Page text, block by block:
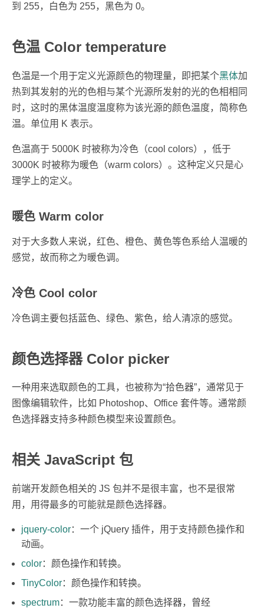
到 255，白色为 255，黑色为 0。
色温 Color temperature
色温是一个用于定义光源颜色的物理量，即把某个黑体加
热到其发射的光的色相与某个光源所发射的光的色相相同
时，这时的黑体温度温度称为该光源的颜色温度，简称色
温。单位用 K 表示。
色温高于 5000K 时被称为冷色（cool colors），低于
3000K 时被称为暖色（warm colors）。这种定义只是心
理学上的定义。
暖色 Warm color
对于大多数人来说，红色、橙色、黄色等色系给人温暖的
感觉，故而称之为暖色调。
冷色 Cool color
冷色调主要包括蓝色、绿色、紫色，给人清凉的感觉。
颜色选择器 Color picker
一种用来选取颜色的工具，也被称为“拾色器”，通常见于
图像编辑软件，比如 Photoshop、Office 套件等。通常颜
色选择器支持多种颜色模型来设置颜色。
相关 JavaScript 包
前端开发颜色相关的 JS 包并不是很丰富，也不是很常
用，用得最多的可能就是颜色选择器。
jquery-color：一个 jQuery 插件，用于支持颜色操作和
动画。
color：颜色操作和转换。
TinyColor：颜色操作和转换。
spectrum：一款功能丰富的颜色选择器，曾经